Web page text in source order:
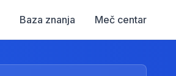
Baza znanja Meč centar